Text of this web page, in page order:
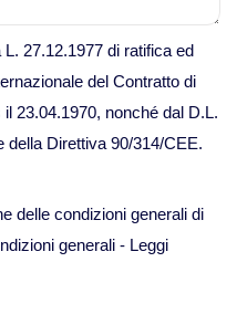
27.12.1977 di ratifica ed
del Contratto di
23.04.1970, nonché dal D.L.
della Direttiva 90/314/CEE.
delle condizioni generali di
generali - Leggi